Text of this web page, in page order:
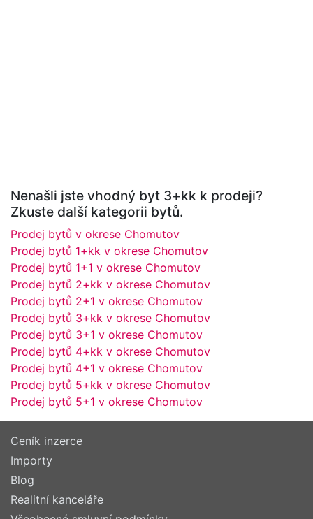
Nenašli jste vhodný byt 3+kk k prodeji?
Zkuste další kategorii bytů.
Prodej bytů v okrese Chomutov
Prodej bytů 1+kk v okrese Chomutov
Prodej bytů 1+1 v okrese Chomutov
Prodej bytů 2+kk v okrese Chomutov
Prodej bytů 2+1 v okrese Chomutov
Prodej bytů 3+kk v okrese Chomutov
Prodej bytů 3+1 v okrese Chomutov
Prodej bytů 4+kk v okrese Chomutov
Prodej bytů 4+1 v okrese Chomutov
Prodej bytů 5+kk v okrese Chomutov
Prodej bytů 5+1 v okrese Chomutov
Ceník inzerce
Importy
Blog
Realitní kanceláře